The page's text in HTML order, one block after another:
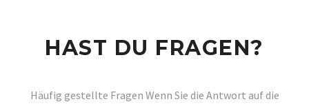
HAST DU FRAGEN?
Häufig gestellte Fragen Wenn Sie die Antwort auf die